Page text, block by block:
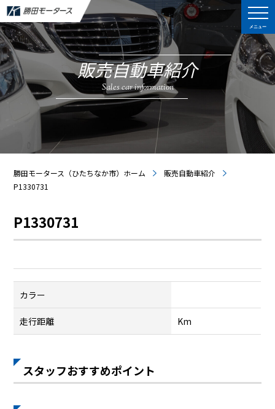
メニュー
販売自動車紹介
Sales car information
勝田モータース（ひたちなか市）ホーム
販売自動車紹介
P1330731
P1330731
カラー
走行距離 Km
スタッフおすすめポイント